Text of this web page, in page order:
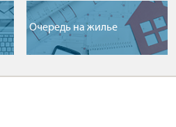
Очередь на жилье